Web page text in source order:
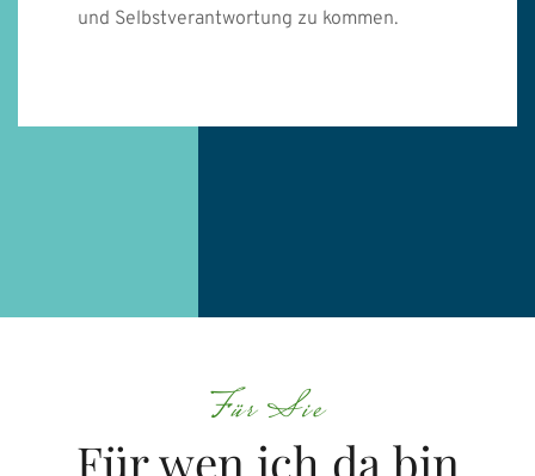
und Selbstverantwortung zu kommen.
Für Sie
Für wen ich da bin